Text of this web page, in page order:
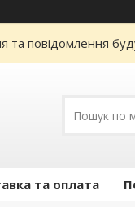
та повідомлення
та оплата